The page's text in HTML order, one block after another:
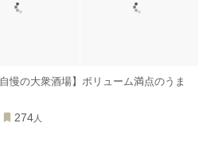
慢の大衆酒場】ボリューム満点のうま
274 人